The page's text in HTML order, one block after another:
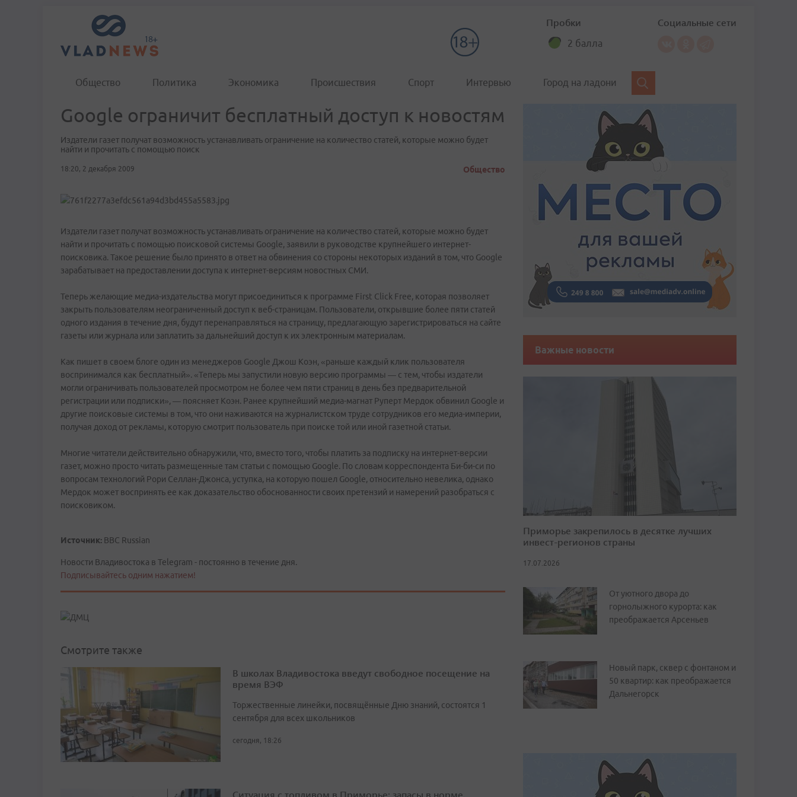
Пробки
2 балла
Социальные сети
Общество Политика Экономика Происшествия Спорт Интервью Город на ладони
Google ограничит бесплатный доступ к новостям
Издатели газет получат возможность устанавливать ограничение на количество статей, которые можно будет
найти и прочитать с помощью поиск
18:20, 2 декабря 2009 Общество
Издатели газет получат возможность устанавливать ограничение на количество статей, которые можно будет
найти и прочитать с помощью поисковой системы Google, заявили в руководстве крупнейшего интернет-
поисковика. Такое решение было принято в ответ на обвинения со стороны некоторых изданий в том, что Google
зарабатывает на предоставлении доступа к интернет-версиям новостных СМИ.
Теперь желающие медиа-издательства могут присоединиться к программе First Click Free, которая позволяет
закрыть пользователям неограниченный доступ к веб-страницам. Пользователи, открывшие более пяти статей
одного издания в течение дня, будут перенаправляться на страницу, предлагающую зарегистрироваться на сайте
газеты или журнала или заплатить за дальнейший доступ к их электронным материалам.
Как пишет в своем блоге один из менеджеров Google Джош Коэн, «раньше каждый клик пользователя
воспринимался как бесплатный». «Теперь мы запустили новую версию программы — с тем, чтобы издатели
могли ограничивать пользователей просмотром не более чем пяти страниц в день без предварительной
регистрации или подписки», — поясняет Коэн. Ранее крупнейший медиа-магнат Руперт Мердок обвинил Google и
другие поисковые системы в том, что они наживаются на журналистском труде сотрудников его медиа-империи,
получая доход от рекламы, которую смотрит пользователь при поиске той или иной газетной статьи.
Многие читатели действительно обнаружили, что, вместо того, чтобы платить за подписку на интернет-версии
газет, можно просто читать размещенные там статьи с помощью Google. По словам корреспондента Би-би-си по
вопросам технологий Рори Селлан-Джонса, уступка, на которую пошел Google, относительно невелика, однако
Мердок может воспринять ее как доказательство обоснованности своих претензий и намерений разобраться с
поисковиком.
Источник: BBC Russian
Новости Владивостока в Telegram - постоянно в течение дня.
Подписывайтесь одним нажатием!
Смотрите также
В школах Владивостока введут свободное посещение на
время ВЭФ
Торжественные линейки, посвящённые Дню знаний, состоятся 1
сентября для всех школьников
сегодня, 18:26
Важные новости
Приморье закрепилось в десятке лучших
инвест-регионов страны
17.07.2026
От уютного двора до
горнолыжного курорта: как
преображается Арсеньев
Новый парк, сквер с фонтаном и
50 квартир: как преображается
Дальнегорск